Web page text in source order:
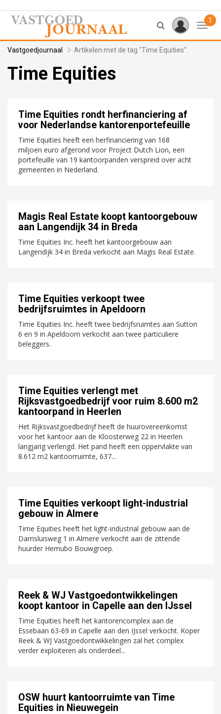
1
Vastgoedjournaal Artikelen met de tag "Time Equities"
Time Equities
Time Equities rondt herfinanciering af
voor Nederlandse kantorenportefeuille
Time Equities heeft een herfinanciering van 168
miljoen euro afgerond voor Project Dutch Lion, een
portefeuille van 19 kantoorpanden verspreid over acht
gemeenten in Nederland.
Magis Real Estate koopt kantoorgebouw
aan Langendijk 34 in Breda
Time Equities Inc. heeft het kantoorgebouw aan
Langendijk 34 in Breda verkocht aan Magis Real Estate.
Time Equities verkoopt twee
bedrijfsruimtes in Apeldoorn
Time Equities Inc. heeft twee bedrijfsruimtes aan Sutton
6 en 9 in Apeldoorn verkocht aan twee particuliere
beleggers.
Time Equities verlengt met
Rijksvastgoedbedrijf voor ruim 8.600 m2
kantoorpand in Heerlen
Het Rijksvastgoedbedrijf heeft de huurovereenkomst
voor het kantoor aan de Kloosterweg 22 in Heerlen
langjarig verlengd. Het pand heeft een oppervlakte van
8.612 m2 kantoorruimte, 637...
Time Equities verkoopt light-industrial
gebouw in Almere
Time Equities heeft het light-industrial gebouw aan de
Damsluisweg 1 in Almere verkocht aan de zittende
huurder Hemubo Bouwgroep.
Reek & WJ Vastgoedontwikkelingen
koopt kantoor in Capelle aan den IJssel
Time Equities heeft het kantorencomplex aan de
Essebaan 63-69 in Capelle aan den IJssel verkocht. Koper
Reek & WJ Vastgoedontwikkelingen zal het complex
verder exploiteren als onderdeel...
OSW huurt kantoorruimte van Time
Equities in Nieuwegein